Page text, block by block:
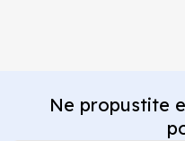
Ne propustite